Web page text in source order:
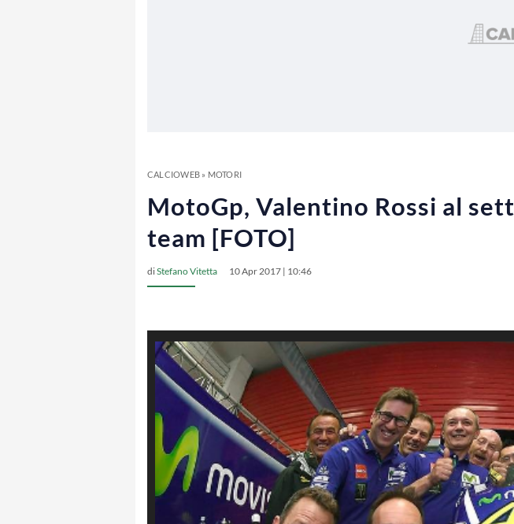
CALCIOWEB» MOTORI
MotoGp, Valentino Rossi al
team [FOTO]
diStefano Vitetta 10 Apr 2017 | 10:46